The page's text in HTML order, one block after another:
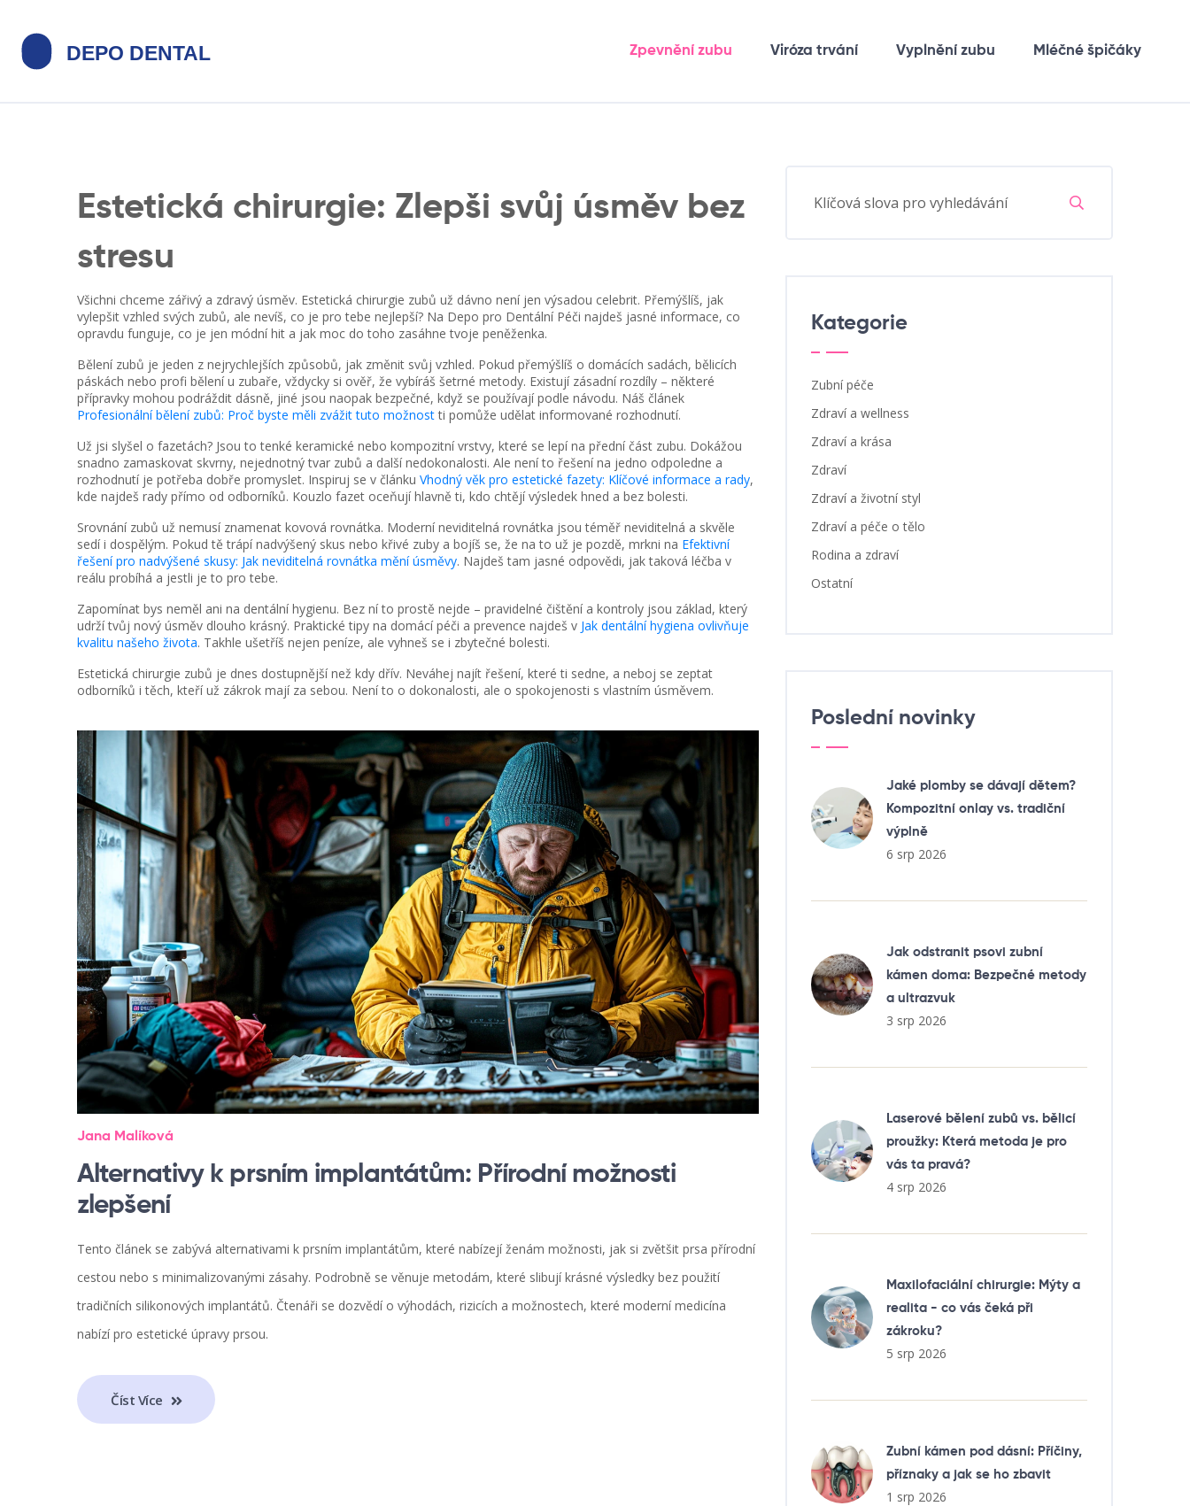
Zpevnění zubu Viróza trvání Vyplnění zubu Mléčné špičáky
Estetická chirurgie: Zlepši svůj úsměv bez
stresu
Všichni chceme zářivý a zdravý úsměv. Estetická chirurgie zubů už dávno není jen výsadou celebrit. Přemýšlíš, jak
vylepšit vzhled svých zubů, ale nevíš, co je pro tebe nejlepší? Na Depo pro Dentální Péči najdeš jasné informace, co
opravdu funguje, co je jen módní hit a jak moc do toho zasáhne tvoje peněženka.
Bělení zubů je jeden z nejrychlejších způsobů, jak změnit svůj vzhled. Pokud přemýšlíš o domácích sadách, bělicích
páskách nebo profi bělení u zubaře, vždycky si ověř, že vybíráš šetrné metody. Existují zásadní rozdíly – některé
přípravky mohou podráždit dásně, jiné jsou naopak bezpečné, když se používají podle návodu. Náš článek
Profesionální bělení zubů: Proč byste měli zvážit tuto možnostti pomůže udělat informované rozhodnutí.
Už jsi slyšel o fazetách? Jsou to tenké keramické nebo kompozitní vrstvy, které se lepí na přední část zubu. Dokážou
snadno zamaskovat skvrny, nejednotný tvar zubů a další nedokonalosti. Ale není to řešení na jedno odpoledne a
rozhodnutí je potřeba dobře promyslet. Inspiruj se v článku Vhodný věk pro estetické fazety: Klíčové informace a rady,
kde najdeš rady přímo od odborníků. Kouzlo fazet oceňují hlavně ti, kdo chtějí výsledek hned a bez bolesti.
Srovnání zubů už nemusí znamenat kovová rovnátka. Moderní neviditelná rovnátka jsou téměř neviditelná a skvěle
sedí i dospělým. Pokud tě trápí nadvýšený skus nebo křivé zuby a bojíš se, že na to už je pozdě, mrkni na Efektivní
řešení pro nadvýšené skusy: Jak neviditelná rovnátka mění úsměvy. Najdeš tam jasné odpovědi, jak taková léčba v
reálu probíhá a jestli je to pro tebe.
Zapomínat bys neměl ani na dentální hygienu. Bez ní to prostě nejde – pravidelné čištění a kontroly jsou základ, který
udrží tvůj nový úsměv dlouho krásný. Praktické tipy na domácí péči a prevence najdeš v Jak dentální hygiena ovlivňuje
kvalitu našeho života. Takhle ušetříš nejen peníze, ale vyhneš se i zbytečné bolesti.
Estetická chirurgie zubů je dnes dostupnější než kdy dřív. Neváhej najít řešení, které ti sedne, a neboj se zeptat
odborníků i těch, kteří už zákrok mají za sebou. Není to o dokonalosti, ale o spokojenosti s vlastním úsměvem.
Jana Malíková
Alternativy k prsním implantátům: Přírodní možnosti
zlepšení
Tento článek se zabývá alternativami k prsním implantátům, které nabízejí ženám možnosti, jak si zvětšit prsa přírodní
cestou nebo s minimalizovanými zásahy. Podrobně se věnuje metodám, které slibují krásné výsledky bez použití
tradičních silikonových implantátů. Čtenáři se dozvědí o výhodách, rizicích a možnostech, které moderní medicína
nabízí pro estetické úpravy prsou.
Číst Více
Kategorie
Zubní péče
Zdraví a wellness
Zdraví a krása
Zdraví
Zdraví a životní styl
Zdraví a péče o tělo
Rodina a zdraví
Ostatní
Poslední novinky
Jaké plomby se dávají dětem?
Kompozitní onlay vs. tradiční
výplně
6 srp 2026
Jak odstranit psovi zubní
kámen doma: Bezpečné metody
a ultrazvuk
3 srp 2026
Laserové bělení zubů vs. bělicí
proužky: Která metoda je pro
vás ta pravá?
4 srp 2026
Maxilofaciální chirurgie: Mýty a
realita - co vás čeká při
zákroku?
5 srp 2026
Zubní kámen pod dásní: Příčiny,
příznaky a jak se ho zbavit
1 srp 2026